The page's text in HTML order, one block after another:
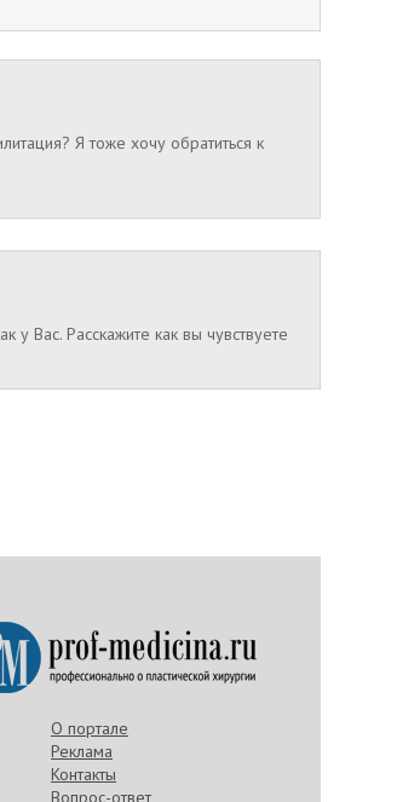
Я тоже хочу обратиться к
Вас. Расскажите как вы чувствуете
О портале
Реклама
Контакты
Вопрос-ответ